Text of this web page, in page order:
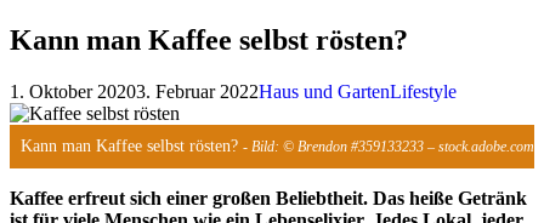
Kann man Kaffee selbst rösten?
1. Oktober 20203. Februar 2022Haus und GartenLifestyle
Kann man Kaffee selbst rösten? - Bild: © Brendon #359133233 – stock.adobe.com
Kaffee erfreut sich einer großen Beliebtheit. Das heiße Getränk